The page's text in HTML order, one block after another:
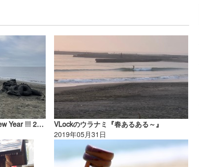
SUKYのウラナミ『Happy New Year !!! 2024』
VLockのウラナミ『春あるある～』
2019年05月31日